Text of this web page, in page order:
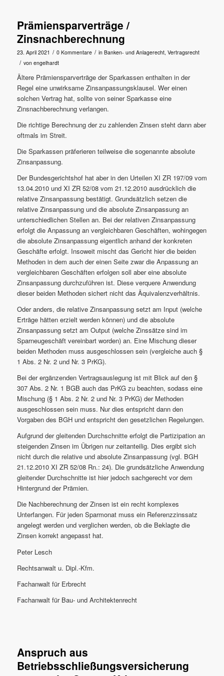
Prämiensparverträge /
Zinsnachberechnung
23. April 2021 / 0 Kommentare / in Banken- und Anlagerecht, Vertragsrecht
/ von engelhardt
Ältere Prämiensparverträge der Sparkassen enthalten in der
Regel eine unwirksame Zinsanpassungsklausel. Wer einen
solchen Vertrag hat, sollte von seiner Sparkasse eine
Zinsnachberechnung verlangen.
Die richtige Berechnung der zu zahlenden Zinsen steht dann aber
oftmals im Streit.
Die Sparkassen präferieren teilweise die sogenannte absolute
Zinsanpassung.
Der Bundesgerichtshof hat aber in den Urteilen XI ZR 197/09 vom
13.04.2010 und XI ZR 52/08 vom 21.12.2010 ausdrücklich die
relative Zinsanpassung bestätigt. Grundsätzlich setzen die
relative Zinsanpassung und die absolute Zinsanpassung an
unterschiedlichen Stellen an. Bei der relativen Zinsanpassung
erfolgt die Anpassung an vergleichbaren Geschäften, wohingegen
die absolute Zinsanpassung eigentlich anhand der konkreten
Geschäfte erfolgt. Insoweit mischt das Gericht hier die beiden
Methoden in dem auch der einen Seite zwar die Anpassung an
vergleichbaren Geschäften erfolgen soll aber eine absolute
Zinsanpassung durchzuführen ist. Diese verquere Anwendung
dieser beiden Methoden sichert nicht das Äquivalenzverhältnis.
Oder anders, die relative Zinsanpassung setzt am Input (welche
Erträge hätten erzielt werden können) und die absolute
Zinsanpassung setzt am Output (welche Zinssätze sind im
Sparneugeschäft vereinbart worden) an. Eine Mischung dieser
beiden Methoden muss ausgeschlossen sein (vergleiche auch §
1 Abs. 2 Nr. 2 und Nr. 3 PrKG).
Bei der ergänzenden Vertragsauslegung ist mit Blick auf den §
307 Abs. 2 Nr. 1 BGB auch das PrKG zu beachten, sodass eine
Mischung (§ 1 Abs. 2 Nr. 2 und Nr. 3 PrKG) der Methoden
ausgeschlossen sein muss. Nur dies entspricht dann den
Vorgaben des BGH und entspricht den gesetzlichen Regelungen.
Aufgrund der gleitenden Durchschnitte erfolgt die Partizipation an
steigenden Zinsen im Übrigen nur zeitanteilig. Dies ergibt sich
nicht durch die relative und absolute Zinsanpassung (vgl. BGH
21.12.2010 XI ZR 52/08 Rn.: 24). Die grundsätzliche Anwendung
gleitender Durchschnitte ist hier jedoch sachgerecht vor dem
Hintergrund der Prämien.
Die Nachberechnung der Zinsen ist ein recht komplexes
Unterfangen. Für jeden Sparmonat muss ein Referenzzinssatz
angelegt werden und verglichen werden, ob die Beklagte die
Zinsen korrekt angepasst hat.
Peter Lesch
Rechtsanwalt u. Dipl.-Kfm.
Fachanwalt für Erbrecht
Fachanwalt für Bau- und Architektenrecht
Anspruch aus
Betriebsschließungsversicherung